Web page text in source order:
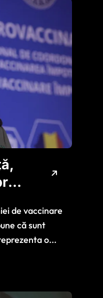
de vaccinare
că sunt
o...